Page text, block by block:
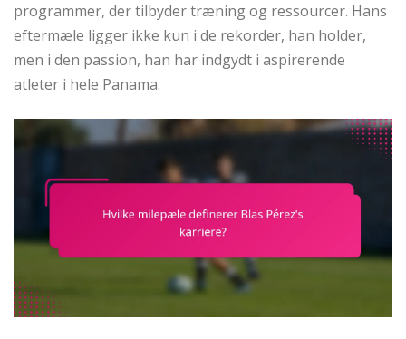
programmer, der tilbyder træning og ressourcer. Hans
eftermæle ligger ikke kun i de rekorder, han holder,
men i den passion, han har indgydt i aspirerende
atleter i hele Panama.